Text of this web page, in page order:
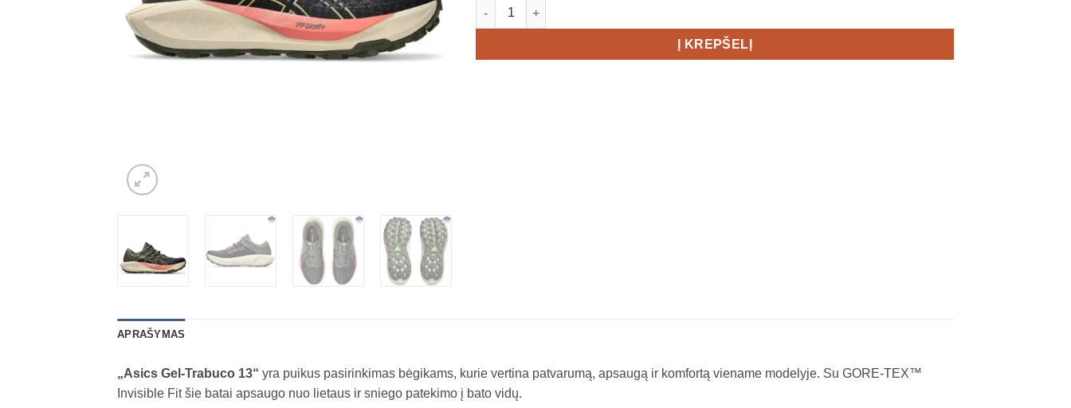
produkto kiekis: Asics Gel-Trabuco 13 GTX Women's
Į KREPŠELĮ
APRAŠYMAS
„Asics Gel-Trabuco 13“ yra puikus pasirinkimas bėgikams, kurie vertina patvarumą, apsaugą ir komfortą viename modelyje. Su GORE-TEX™
Invisible Fit šie batai apsaugo nuo lietaus ir sniego patekimo į bato vidų.